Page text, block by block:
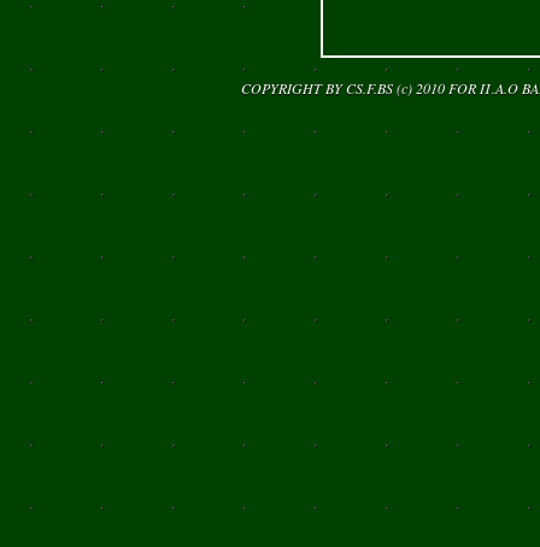
COPYRIGHT BY CS.F.BS (c) 2010 FOR Π.Α.Ο